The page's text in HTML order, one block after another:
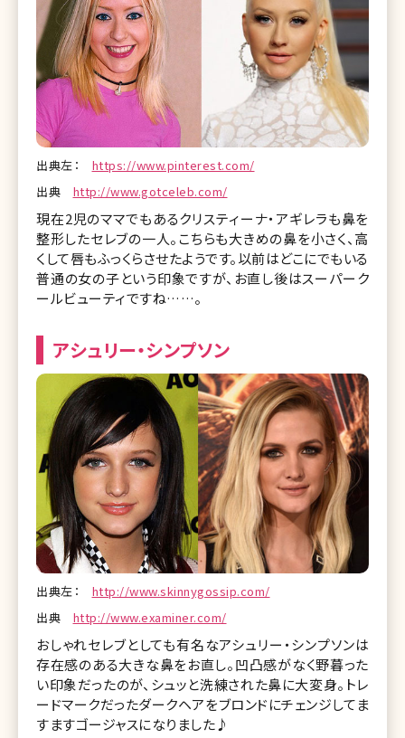
出典左：
https://www.pinterest.com/
出典
http://www.gotceleb.com/
現在2児のママでもあるクリスティーナ・アギレラも鼻を
整形したセレブの一人。こちらも大きめの鼻を小さく、高
くして唇もふっくらさせたようです。以前はどこにでもいる
普通の女の子という印象ですが、お直し後はスーパーク
ールビューティですね……。
アシュリー・シンプソン
出典左：
http://www.skinnygossip.com/
出典
http://www.examiner.com/
おしゃれセレブとしても有名なアシュリー・シンプソンは
存在感のある大きな鼻をお直し。凹凸感がなく野暮った
い印象だったのが、シュッと洗練された鼻に大変身。トレ
ードマークだったダークヘアをブロンドにチェンジしてま
すますゴージャスになりました♪